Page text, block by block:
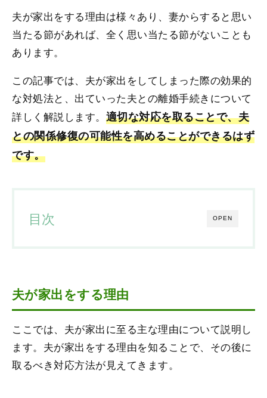
夫が家出をする理由は様々あり、妻からすると思い
当たる節があれば、全く思い当たる節がないことも
あります。
この記事では、夫が家出をしてしまった際の効果的
な対処法と、出ていった夫との離婚手続きについて
詳しく解説します。 適切な対応を取ることで、夫
との関係修復の可能性を高めることができるはず
です。
OPEN
目次
夫が家出をする理由
ここでは、夫が家出に至る主な理由について説明し
ます。夫が家出をする理由を知ることで、その後に
取るべき対応方法が見えてきます。